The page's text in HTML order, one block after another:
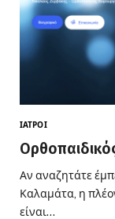
ΙΑΤΡΟΊ
Αν αναζητάτε
Καλαμάτα, η
είναι…